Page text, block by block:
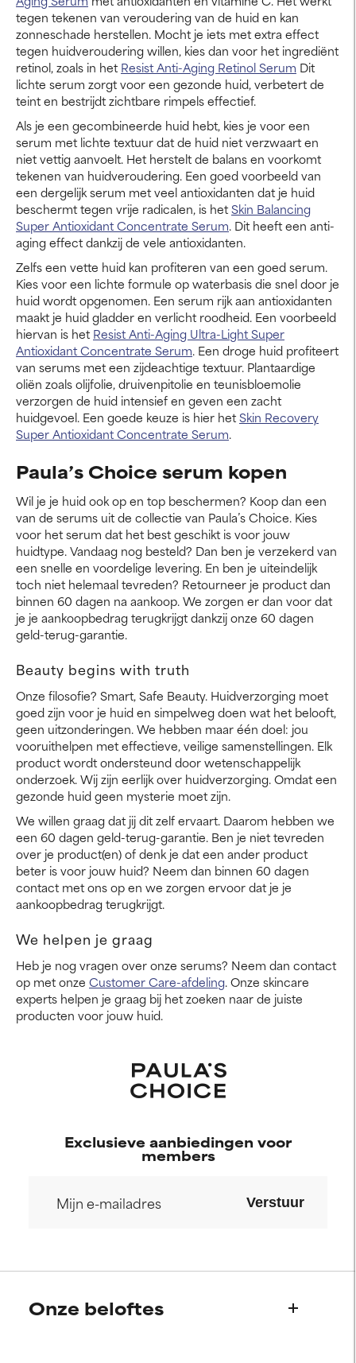
tegen tekenen van veroudering van de huid en kan
zonneschade herstellen. Mocht je iets met extra effect
tegen huidveroudering willen, kies dan voor het ingrediënt
retinol, zoals in hetResist Anti-Aging Retinol Serum Dit
lichte serum zorgt voor een gezonde huid, verbetert de
teint en bestrijdt zichtbare rimpels effectief.
Als je een gecombineerde huid hebt, kies je voor een
serum met lichte textuur dat de huid niet verzwaart en
niet vettig aanvoelt. Het herstelt de balans en voorkomt
tekenen van huidveroudering. Een goed voorbeeld van
een dergelijk serum met veel antioxidanten dat je huid
beschermt tegen vrije radicalen, is hetSkin Balancing
Super Antioxidant Concentrate Serum. Dit heeft een anti-
aging effect dankzij de vele antioxidanten.
Zelfs een vette huid kan profiteren van een goed serum.
Kies voor een lichte formule op waterbasis die snel door je
huid wordt opgenomen. Een serum rijk aan antioxidanten
maakt je huid gladder en verlicht roodheid. Een voorbeeld
hiervan is hetResist Anti-Aging Ultra-Light Super
Antioxidant Concentrate Serum. Een droge huid profiteert
van serums met een zijdeachtige textuur. Plantaardige
oliën zoals olijfolie, druivenpitolie en teunisbloemolie
verzorgen de huid intensief en geven een zacht
huidgevoel. Een goede keuze is hier hetSkin Recovery
Super Antioxidant Concentrate Serum.
Paula’s Choice serum kopen
Wil je je huid ook op en top beschermen? Koop dan een
van de serums uit de collectie van Paula’s Choice. Kies
voor het serum dat het best geschikt is voor jouw
huidtype. Vandaag nog besteld? Dan ben je verzekerd van
een snelle en voordelige levering. En ben je uiteindelijk
toch niet helemaal tevreden? Retourneer je product dan
binnen 60 dagen na aankoop. We zorgen er dan voor dat
je je aankoopbedrag terugkrijgt dankzij onze 60 dagen
geld-terug-garantie.
Beauty begins with truth
Onze filosofie? Smart, Safe Beauty. Huidverzorging moet
goed zijn voor je huid en simpelweg doen wat het belooft,
geen uitzonderingen. We hebben maar één doel: jou
vooruithelpen met effectieve, veilige samenstellingen. Elk
product wordt ondersteund door wetenschappelijk
onderzoek. Wij zijn eerlijk over huidverzorging. Omdat een
gezonde huid geen mysterie moet zijn.
We willen graag dat jij dit zelf ervaart. Daarom hebben we
een 60 dagen geld-terug-garantie. Ben je niet tevreden
over je product(en) of denk je dat een ander product
beter is voor jouw huid? Neem dan binnen 60 dagen
contact met ons op en we zorgen ervoor dat je je
aankoopbedrag terugkrijgt.
We helpen je graag
Heb je nog vragen over onze serums? Neem dan contact
op met onze Customer Care-afdeling. Onze skincare
experts helpen je graag bij het zoeken naar de juiste
producten voor jouw huid.
Exclusieve aanbiedingen voor
members
Verstuur
Onze beloftes